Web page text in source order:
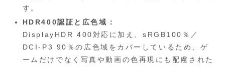
す。
HDR400認証と広色域：
DisplayHDR 400対応に加え、sRGB100％／
DCI-P3 90％の広色域をカバーしているため、ゲ
ームだけでなく写真や動画の色再現にも配慮された